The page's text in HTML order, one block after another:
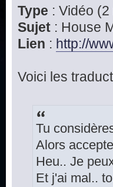
Type : Vidéo
Sujet : House
Lien : http://
Voici les
Tu
Alors
Heu.. Je
Et j'ai mal..